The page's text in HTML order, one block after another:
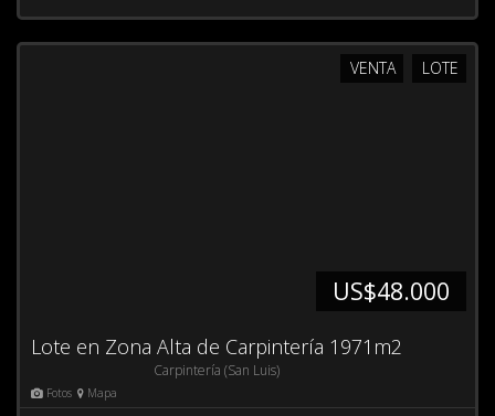
LOTE
VENTA
US$48.000
Lote en Zona Alta de Carpintería 1971m2
Carpintería (San Luis)
Fotos Mapa